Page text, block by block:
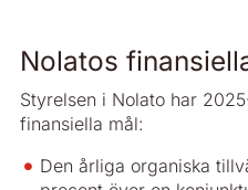
Nolatos
Styrelsen i Nolato har
finansiella mål:
Den årliga organiska